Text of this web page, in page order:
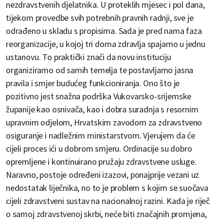
nezdravstvenih djelatnika. U proteklih mjesec i pol dana,
tijekom provedbe svih potrebnih pravnih radnji, sve je
odrađeno u skladu s propisima. Sada je pred nama faza
reorganizacije, u kojoj tri doma zdravlja spajamo u jednu
ustanovu. To praktički znači da novu instituciju
organiziramo od samih temelja te postavljamo jasna
pravila i smjer budućeg funkcioniranja. Ono što je
pozitivno jest snažna podrška Vukovarsko-srijemske
županije kao osnivača, kao i dobra suradnja s resornim
upravnim odjelom, Hrvatskim zavodom za zdravstveno
osiguranje i nadležnim ministarstvom. Vjerujem da će
cijeli proces ići u dobrom smjeru. Ordinacije su dobro
opremljene i kontinuirano pružaju zdravstvene usluge.
Naravno, postoje određeni izazovi, ponajprije vezani uz
nedostatak liječnika, no to je problem s kojim se suočava
cijeli zdravstveni sustav na nacionalnoj razini. Kada je riječ
o samoj zdravstvenoj skrbi, neće biti značajnih promjena,